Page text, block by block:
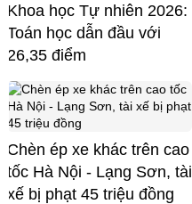
Khoa học Tự nhiên 2026:
Toán học dẫn đầu với
26,35 điểm
Chèn ép xe khác trên cao
tốc Hà Nội - Lạng Sơn, tài
xế bị phạt 45 triệu đồng